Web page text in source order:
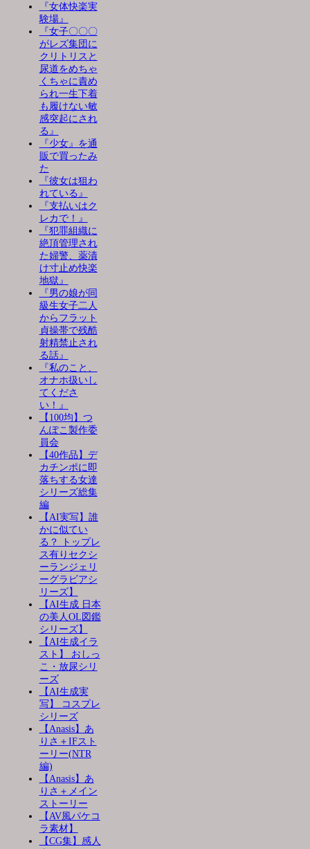
『女体快楽実
験場』
『女子〇〇〇
がレズ集団に
クリトリスと
尿道をめちゃ
くちゃに責め
られ一生下着
も履けない敏
感突起にされ
る』
『少女』を通
販で買ったみ
た
『彼女は狙わ
れている』
『支払いはク
レカで！』
『犯罪組織に
絶頂管理され
た婦警、薬漬
け寸止め快楽
地獄』
『男の娘が同
級生女子二人
からフラット
貞操帯で残酷
射精禁止され
る話』
『私のこと、
オナホ扱いし
てくださ
い！』
【100均】つ
んぽこ製作委
員会
【40作品】デ
カチンポに即
落ちする女達
シリーズ総集
編
【AI実写】誰
かに似てい
る？ トップレ
ス有りセクシ
ーランジェリ
ーグラビアシ
リーズ】
【AI生成 日本
の美人OL図鑑
シリーズ】
【AI生成イラ
スト】 おしっ
こ・放尿シリ
ーズ
【AI生成実
写】 コスプレ
シリーズ
【Anasis】あ
りさ＋IFスト
ーリー(NTR
編)
【Anasis】あ
りさ＋メイン
ストーリー
【AV風パケコ
ラ素材】
【CG集】感人